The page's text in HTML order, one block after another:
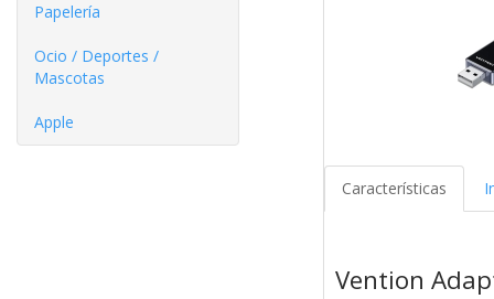
Papelería
Ocio / Deportes /
Mascotas
Apple
Características
Vention